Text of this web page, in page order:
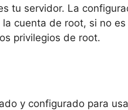
tu servidor. La
cuenta de root, si no
privilegios de root.
y configurado para